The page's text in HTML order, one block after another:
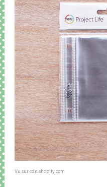
Vu sur cdn.shopify.com